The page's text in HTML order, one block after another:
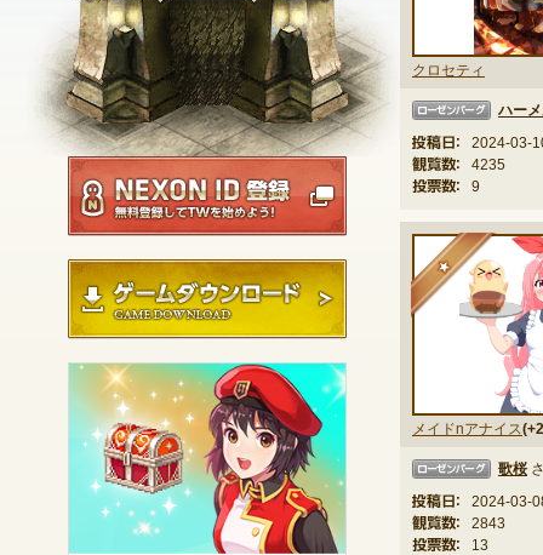
NEXON ID登録
ゲームダウンロード
クロセティ
ローゼンバーグ
ハー
投稿日：
2024-03-
観覧数：
4235
投票数：
9
メイドnアナイス
★
ローゼンバーグ 歌桜
投稿日：
2024-03-
観覧数：
2843
投票数：
13